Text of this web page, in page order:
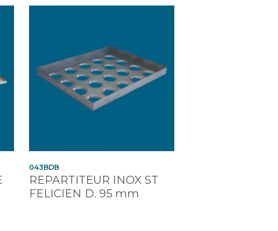
043BDB
REPARTITEUR INOX ST
FELICIEN D. 95 mm